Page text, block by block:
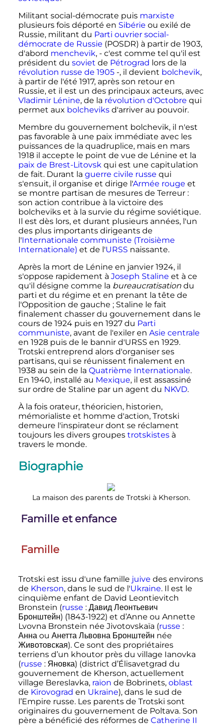
Militant social-démocrate puis marxiste
plusieurs fois déporté en Sibérie ou exilé de
Russie, militant du Parti ouvrier social-
démocrate de Russie (POSDR) à partir de 1903,
d'abord menchevik, - c'est comme tel qu'il est
président du soviet de Pétrograd lors de la
révolution russe de 1905-, il devient bolchevik,
à partir de l'été 1917, après son retour en
Russie, et il est un des principaux acteurs, avec
Vladimir Lénine, de la révolution d'Octobre qui
permet aux bolcheviksd'arriver au pouvoir.
Membre du gouvernement bolchevik, il n'est
pas favorable à une paix immédiate avec les
puissances de la quadruplice, mais en mars
1918il accepte le point de vue de Lénine et la
paix de Brest-Litovskqui est une capitulation
de fait. Durant la guerre civile russe qui
s'ensuit, il organise et dirige l'Armée rouge et
se montre partisan de mesures de Terreur :
son action contribue à la victoire des
bolcheviks et à la survie du régime soviétique.
Il est dès lors, et durant plusieurs années, l'un
des plus importants dirigeants de
l'Internationale communiste (Troisième
Internationale) et de l'URSS naissante.
Après la mort de Lénine en janvier 1924, il
s'oppose rapidement à Joseph Staline et à ce
qu'il désigne comme la bureaucratisationdu
parti et du régime et en prenant la tête de
l'Opposition de gauche ; Staline le fait
finalement chasser du gouvernement dans le
cours de 1924 puis en 1927 du Parti
communiste, avant de l'exiler en Asie centrale
en 1928 puis de le bannir d'URSS en 1929.
Trotski entreprend alors d'organiser ses
partisans, qui se réunissent finalement en
1938 au sein de la Quatrième Internationale.
En 1940, installé au Mexique, il est assassiné
sur ordre de Staline par un agent du NKVD.
À la fois orateur, théoricien, historien,
mémorialiste et homme d'action, Trotski
demeure l'inspirateur dont se réclament
toujours les divers groupes trotskistesà
travers le monde.
Biographie
La maison des parents de Trotski à Kherson.
Famille et enfance
Famille
Trotski est issu d'une famille juive des environs
de Kherson, dans le sud de l'Ukraine. Il est le
cinquième enfant de David Leontievitch
Bronstein (russe : Давид Леонтьевич
Бронштейн) (1843-1922) et d’Anne ou Annette
Lvovna Bronstein née Jivotovskaïa (russe :
Аннаou Анетта Львовна Бронштейн née
Животовская). Ce sont des propriétaires
terriens d’un khoutor près du village Ianovka
(russe : Яновка) (district d’Élisavetgrad du
gouvernement de Kherson, actuellement
village Bereslavka, raïon de Bobrinets, oblast
de Kirovograd en Ukraine), dans le sud de
l’Empire russe. Les parents de Trotski sont
originaires du gouvernement de Poltava. Son
père a bénéficié des réformes de Catherine II